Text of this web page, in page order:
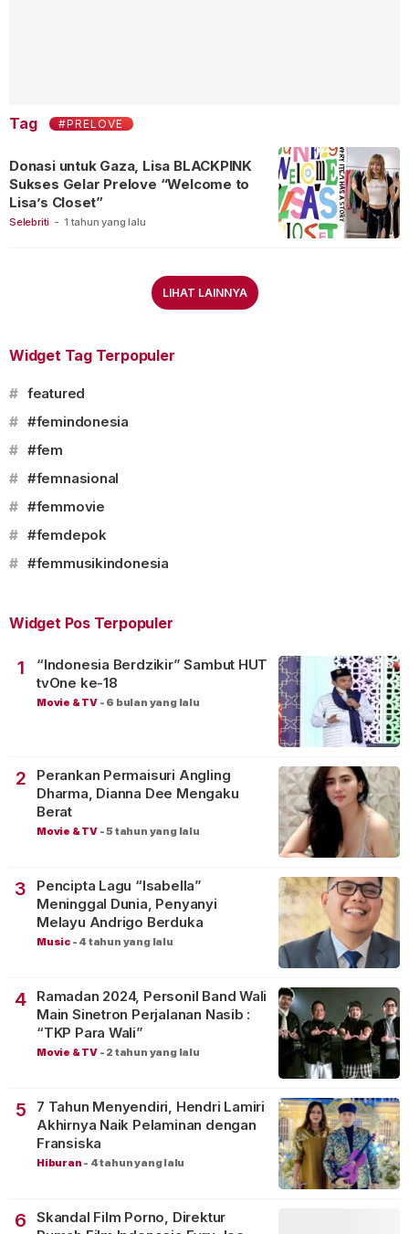
Tag #PRELOVE
Selebriti - 1 tahun yang lalu
Donasi untuk Gaza, Lisa BLACKPINK
Sukses Gelar Prelove “Welcome to
Lisa’s Closet”
LIHAT LAINNYA
Widget Tag Terpopuler
# featured
# #femindonesia
# #fem
# #femnasional
# #femmovie
# #femdepok
# #femmusikindonesia
Widget Pos Terpopuler
1
“Indonesia Berdzikir” Sambut HUT
tvOne ke-18
Movie & TV - 6 bulan yang lalu
2
Perankan Permaisuri Angling
Dharma, Dianna Dee Mengaku
Berat
Movie & TV -5 tahun yang lalu
3
Pencipta Lagu “Isabella”
Meninggal Dunia, Penyanyi
Melayu Andrigo Berduka
Music - 4 tahun yang lalu
4
Ramadan 2024, Personil Band Wali
Main Sinetron Perjalanan Nasib :
“TKP Para Wali”
Movie & TV - 2 tahun yang lalu
5
7 Tahun Menyendiri, Hendri Lamiri
Akhirnya Naik Pelaminan dengan
Fransiska
Hiburan - 4 tahun yang lalu
6
Skandal Film Porno, Direktur